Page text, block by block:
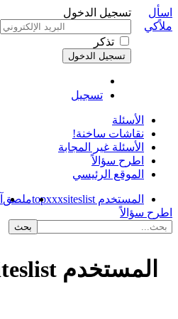
تسجيل الدخول
تذكر
تسجيل
اسأل
ملاًكي
الأسئلة
نقاشات ساخنة!
الأسئلة غير المجابة
اطرح سؤالاً
الموقع الرئيسي
المستخدم topxxxsiteslist ملصق
اطرح سؤالاً
المستخدم topxxxsiteslist